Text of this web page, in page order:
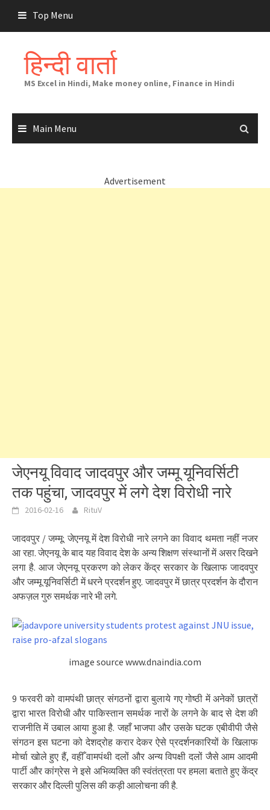
content
Top Menu
हिन्दी वार्ता
MS Excel in Hindi, Make money online, Finance in Hindi
Main Menu
Advertisement
जेएनयू विवाद जादवपुर और जम्मू यूनिवर्सिटी
तक पहुंचा, जादवपुर में लगे देश विरोधी नारे
2016-02-16 RituV
जादवपुर / जम्मू: जेएनयू में देश विरोधी नारे लगने का विवाद थमता नहीं नजर
आ रहा. जेएनयू के बाद यह विवाद देश के अन्य शिक्षण संस्थानों में असर दिखने
लगा है. आज जेएनयू प्रकरण को लेकर केंद्र सरकार के खिलाफ जादवपुर
और जम्मू यूनिवर्सिटी में धरने प्रदर्शन हुए. जादवपुर में छात्र प्रदर्शन के दौरान
अफज़ल गुरु समर्थक नारे भी लगे.
image source www.dnaindia.com
9 फरवरी को वामपंथी छात्र संगठनों द्वारा बुलाये गए गोष्ठी में अनेकों छात्रों
द्वारा भारत विरोधी और पाकिस्तान समर्थक नारों के लगने के बाद से देश की
राजनीति में उबाल आया हुआ है. जहाँ भाजपा और उसके घटक एबीवीपी जैसे
संगठन इस घटना को देशद्रोह करार देकर ऐसे प्रदर्शनकारियों के खिलाफ
मोर्चा खोले हुए हैं, वहीँ वामपंथी दलों और अन्य विपक्षी दलों जैसे आम आदमी
पार्टी और कांग्रेस ने इसे अभिव्यक्ति की स्वंतंत्रता पर हमला बताते हुए केंद्र
सरकार और दिल्ली पुलिस की कड़ी आलोचना की है.